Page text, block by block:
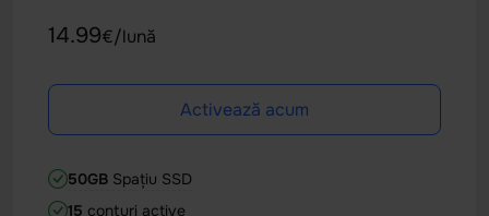
14.99€/lună
Activează acum
50GB Spațiu SSD
15 conturi active